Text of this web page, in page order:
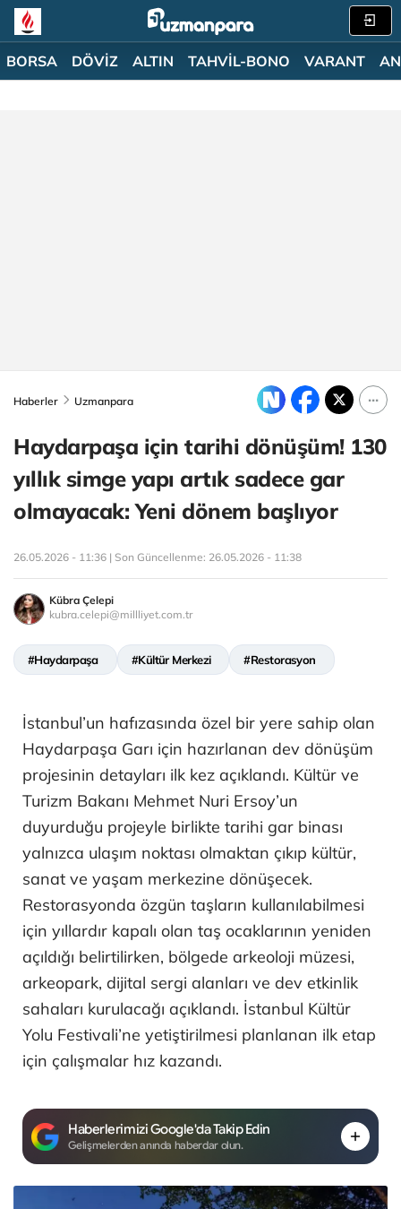
BORSA DÖVİZ ALTIN TAHVİL-BONO VARANT
Haberler Uzmanpara
Haydarpaşa için tarihi dönüşüm! 130
yıllık simge yapı artık sadece gar
olmayacak: Yeni dönem başlıyor
26.05.2026 - 11:36 | Son Güncellenme: 26.05.2026 - 11:38
Kübra Çelepi
kubra.celepi@millliyet.com.tr
#Haydarpaşa #Kültür Merkezi #Restorasyon
İstanbul’un hafızasında özel bir yere sahip olan
Haydarpaşa Garı için hazırlanan dev dönüşüm
projesinin detayları ilk kez açıklandı. Kültür ve
Turizm Bakanı Mehmet Nuri Ersoy’un
duyurduğu projeyle birlikte tarihi gar binası
yalnızca ulaşım noktası olmaktan çıkıp kültür,
sanat ve yaşam merkezine dönüşecek.
Restorasyonda özgün taşların kullanılabilmesi
için yıllardır kapalı olan taş ocaklarının yeniden
açıldığı belirtilirken, bölgede arkeoloji müzesi,
arkeopark, dijital sergi alanları ve dev etkinlik
sahaları kurulacağı açıklandı. İstanbul Kültür
Yolu Festivali’ne yetiştirilmesi planlanan ilk etap
için çalışmalar hız kazandı.
Haberlerimizi Google'da Takip Edin
Gelişmelerden anında haberdar olun.